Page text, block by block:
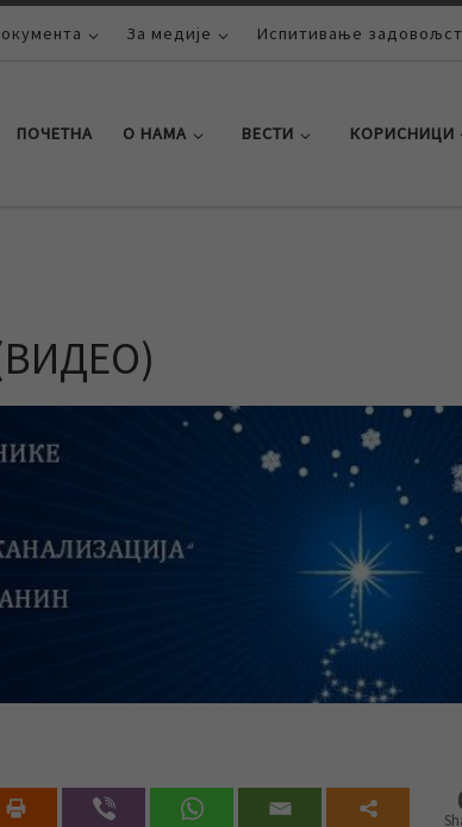
За медије Испитивање
ПОЧЕТНА О НАМА ВЕСТИ КОРИСНИЦИ